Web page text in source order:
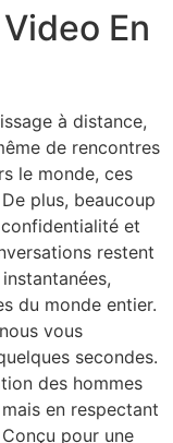
En
à distance,
de rencontres
le monde, ces
plus, beaucoup
et
restent
du monde entier.
vous
secondes.
des hommes
en respectant
pour une